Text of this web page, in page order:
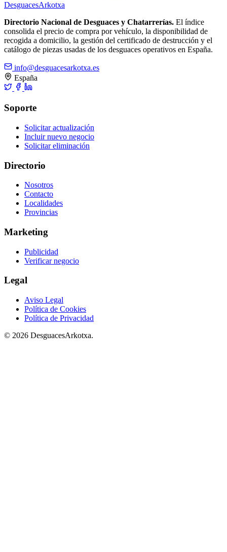
DesguacesArkotxa
Directorio Nacional de Desguaces y Chatarrerías. El índice
consolida el precio de compra por vehículo, la disponibilidad de
recogida a domicilio, la gestión del certificado de destrucción y el
catálogo de piezas usadas de los desguaces operativos en España.
info@desguacesarkotxa.es
España
Soporte
Solicitar actualización
Incluir nuevo negocio
Solicitar eliminación
Directorio
Nosotros
Contacto
Localidades
Provincias
Marketing
Publicidad
Verificar negocio
Legal
Aviso Legal
Política de Cookies
Política de Privacidad
© 2026 DesguacesArkotxa.